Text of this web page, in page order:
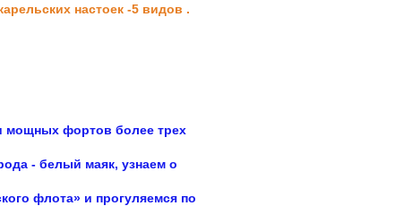
настоек -5 видов .
мощных фортов более трех
- белый маяк, узнаем о
флота» и прогуляемся по